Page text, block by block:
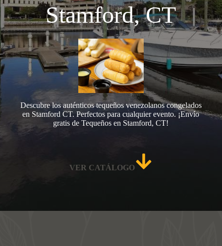
Stamford, CT
Descubre los auténticos tequeños venezolanos congelados
en Stamford CT. Perfectos para cualquier evento. ¡Envío
gratis de Tequeños en Stamford, CT!
VER CATÁLOGO